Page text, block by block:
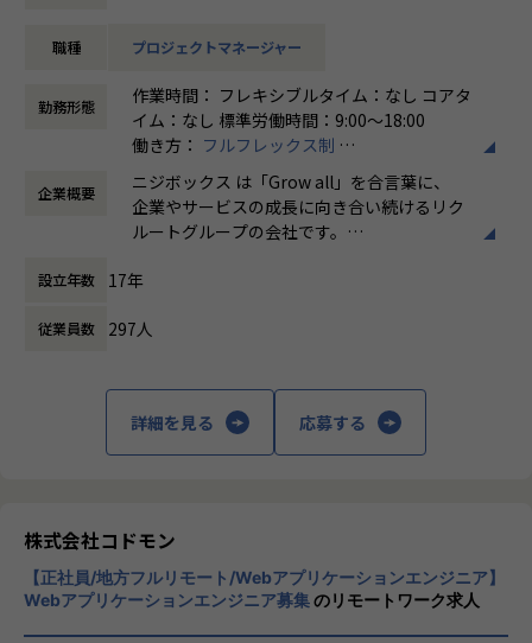
★ニジボックスでのワークスタイルが分かる、ブログ記事も
メンバーや社内の雰囲気、自由に学べてスキルアップできる
環境を感じていただけたら
・【社員インタビュー】Wantedly...https://www.wantedly.c
om/companies/nijibox/feed
・【メンバー執筆】Qiita...https://qiita.com/organization
・【オフィシャルブログ】…https://nijibox.jp/blog/
・【運営イベント】…https://nijibox.connpass.com/
リクルートグループのプロダクト開発ディレクションをお任
事業、ユーザー部門の担当者、プランナーと協業し、以下の
業務を担当いただきます。
＜企画・要件定義フェーズ＞
プロジェクトのQCDに責任を持ち、開発プロジェクトを推進
いただきます。
の整理
- エンジニアへの仕様説明
- ユーザーに向けてのコミュニケーション設計
- リリース後の様々なリスクへの対応計画
現場ではただ指示された業務を行うのではなく、プロジェク
トの目的をふまえKPIを達成するためにどのような施策を行
うべきか？施策を実施することで本当にKPIが達成できるの
職種 プロジェクトマネージャー
勤務形態
作業時間： フレキシブルタイム：なし コアタ
イム：なし 標準労働時間：9:00〜18:00
働き方： フルフレックス制
時間外労働の有無： 有（月平均5時間～10時
間）
休憩時間： 60分
企業概要
ニジボックス は「Grow all」を合言葉に、
企業やサービスの成長に向き合い続けるリク
ルートグループの会社です。
ングなどを通じて、お客様のビジネスに伴走
私たちはこの言葉を企業のVisionとしていま
す。
とらえること。
期待を大きく超える新たな価値を共に創り出
すこと。皆さまがサービスの成長を志したと
きに、
真っ先にニジボックスを思い浮かべていただ
設立年数 17年
従業員数 297人
詳細を見る 応募する
株式会社コドモン
【正社員/地方フルリモート/Webアプリケーションエンジニア】
Webアプリケーションエンジニア募集のリモートワーク求人